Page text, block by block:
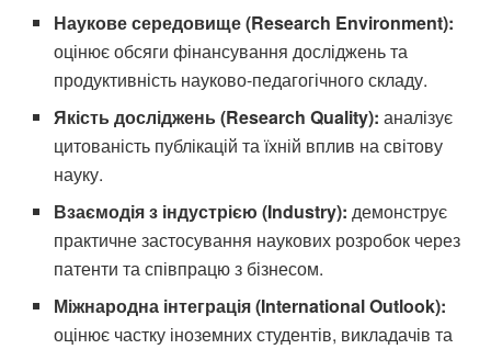
Наукове середовище (Research Environment):
оцінює обсяги фінансування досліджень та
продуктивність науково-педагогічного складу.
Якість досліджень (Research Quality): аналізує
цитованість публікацій та їхній вплив на світову
науку.
Взаємодія з індустрією (Industry): демонструє
практичне застосування наукових розробок через
патенти та співпрацю з бізнесом.
Міжнародна інтеграція (International Outlook):
оцінює частку іноземних студентів, викладачів та